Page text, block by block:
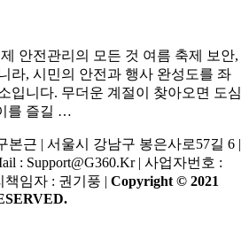
안전관리의 모든 것 여름 축제 보안,
라, 시민의 안전과 행사 완성도를 좌
입니다. 무더운 계절이 찾아오면 도심
를 즐길 …
본근 | 서울시 강남구 봉은사로57길 6 |
: Support@g360.kr | 사업자번호 :
책임자 : 권기풍 | Copyright © 2021